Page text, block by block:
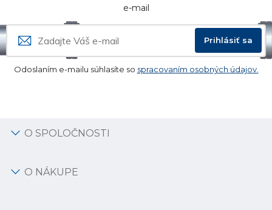
e-mail
Prihlásiť sa
Odoslaním e-mailu súhlasíte so spracovaním osobných údajov.
O SPOLOČNOSTI
O NÁKUPE